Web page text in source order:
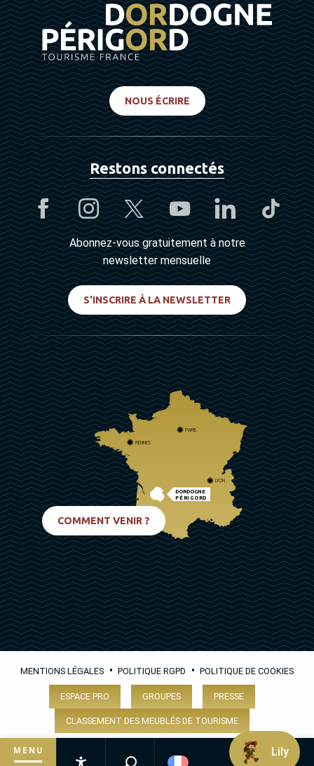
MENU
NOUS ÉCRIRE
Restons connectés
Abonnez-vous gratuitement à notre
newsletter mensuelle
S'INSCRIRE À LA NEWSLETTER
DORDOGNE
PÉRIGORD
PARIS
RENNES
LYON
COMMENT VENIR ?
MENTIONS LÉGALES • POLITIQUE RGPD • POLITIQUE DE COOKIES
ESPACE PRO GROUPES PRESSE
CLASSEMENT DES MEUBLÉS DE TOURISME
Lily